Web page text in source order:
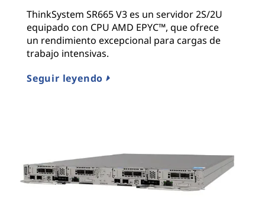
ThinkSystem SR665 V3 es un servidor 2S/2U
equipado con CPU AMD EPYC™, que ofrece
un rendimiento excepcional para cargas de
trabajo intensivas.
Seguir leyendo